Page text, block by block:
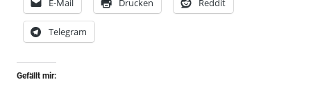
E-Mail Drucken Reddit
Telegram
Gefällt mir: